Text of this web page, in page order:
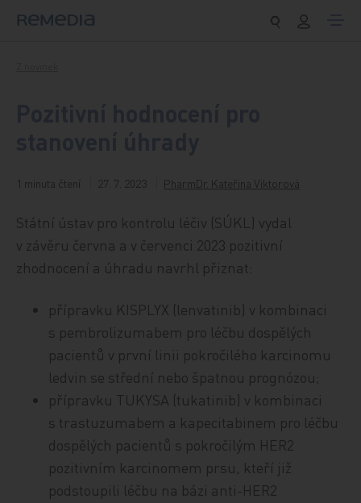
1 minuta čtení 27. 7. 2023 PharmDr. Kateřina Viktorová
Státní ústav pro kontrolu léčiv (SÚKL) vydal
v závěru června a v červenci 2023 pozitivní
zhodnocení a úhradu navrhl přiznat:
přípravku KISPLYX (lenvatinib) v kombinaci
s pembrolizumabem pro léčbu dospělých
pacientů v první linii pokročilého karcinomu
ledvin se střední nebo špatnou prognózou;
přípravku TUKYSA (tukatinib) v kombinaci
s trastuzumabem a kapecitabinem pro léčbu
dospělých pacientů s pokročilým HER2
pozitivním karcinomem prsu, kteří již
podstoupili léčbu na bázi anti-HER2